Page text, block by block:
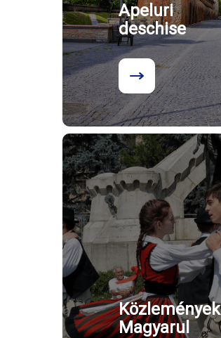
Apeluri
deschise
Közlemények
Magyarul